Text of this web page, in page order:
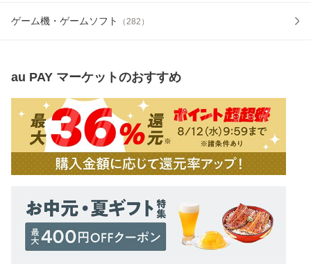
ゲーム機・ゲームソフト （282 ）
au PAY マーケットのおすすめ